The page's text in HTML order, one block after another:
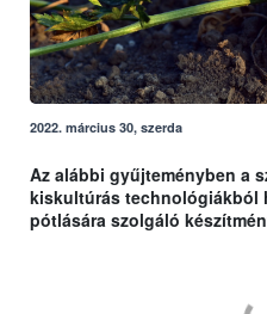
2022. március 30, szerda
Az alábbi gyűjteményben a
kiskultúrás technológiákból
pótlására szolgáló